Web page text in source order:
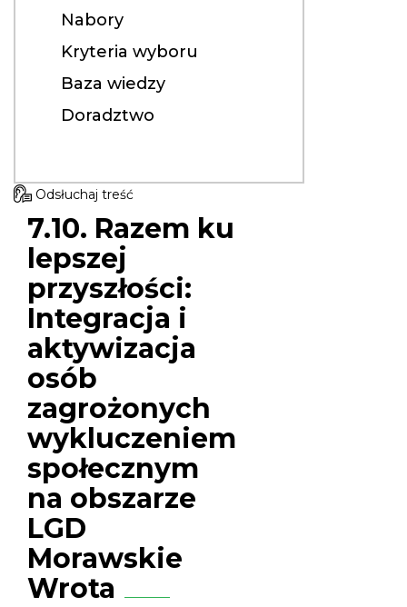
Nabory
Kryteria wyboru
Baza wiedzy
Doradztwo
Odsłuchaj treść
7.10. Razem ku
lepszej
przyszłości:
Integracja i
aktywizacja
osób
zagrożonych
wykluczeniem
społecznym
na obszarze
LGD
Morawskie
Wrota